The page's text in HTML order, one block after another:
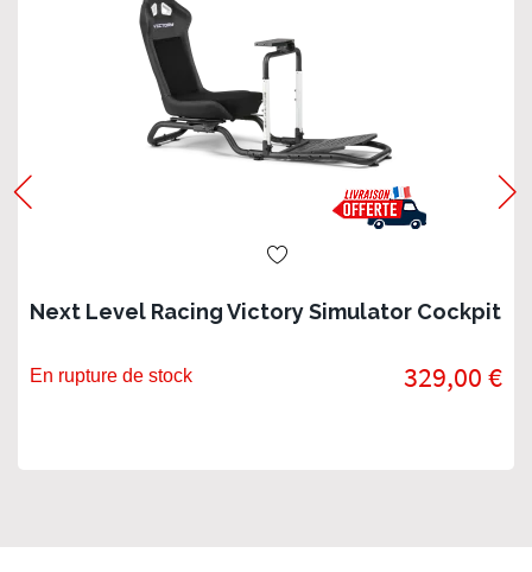
Next Level Racing Victory Simulator Cockpit
En rupture de stock 329,00 €